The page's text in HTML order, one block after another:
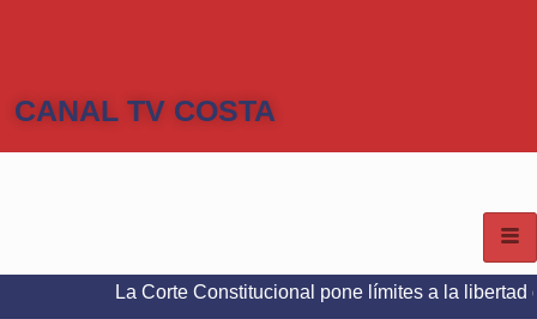
CANAL TV COSTA
La Corte Constitucional pone límites a la libertad de